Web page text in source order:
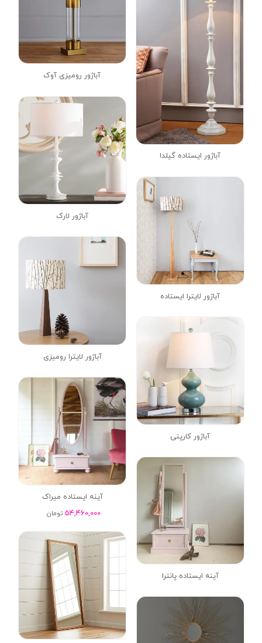
آباژور ایستاده گیلدا
آباژور رومیزی آوک
آباژور لارک
آباژور لایترا ایستاده
آباژور لایترا رومیزی
آباژور کارپتی
آینه ایستاده میراک
54,460,000 تومان
آینه ایستاده پانترا